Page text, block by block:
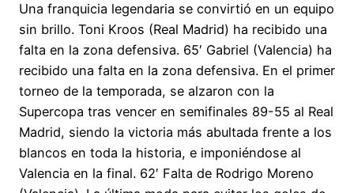
Una franquicia legendaria se convirtió en un equipo
sin brillo. Toni Kroos (Real Madrid) ha recibido una
falta en la zona defensiva. 65′ Gabriel (Valencia) ha
recibido una falta en la zona defensiva. En el primer
torneo de la temporada, se alzaron con la
Supercopa tras vencer en semifinales 89-55 al Real
Madrid, siendo la victoria más abultada frente a los
blancos en toda la historia, e imponiéndose al
Valencia en la final. 62′ Falta de Rodrigo Moreno